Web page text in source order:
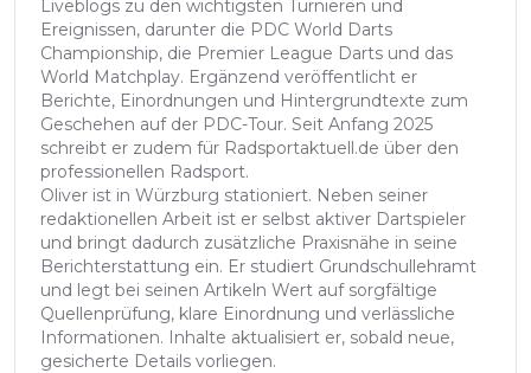
Liveblogs zu den wichtigsten Turnieren und
Ereignissen, darunter die PDC World Darts
Championship, die Premier League Darts und das
World Matchplay. Ergänzend veröffentlicht er
Berichte, Einordnungen und Hintergrundtexte zum
Geschehen auf der PDC-Tour. Seit Anfang 2025
schreibt er zudem für Radsportaktuell.de über den
professionellen Radsport.
Oliver ist in Würzburg stationiert. Neben seiner
redaktionellen Arbeit ist er selbst aktiver Dartspieler
und bringt dadurch zusätzliche Praxisnähe in seine
Berichterstattung ein. Er studiert Grundschullehramt
und legt bei seinen Artikeln Wert auf sorgfältige
Quellenprüfung, klare Einordnung und verlässliche
Informationen. Inhalte aktualisiert er, sobald neue,
gesicherte Details vorliegen.